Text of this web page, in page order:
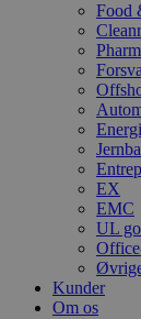
Food
Energi
EX
EMC
UL
Kunder
Om os